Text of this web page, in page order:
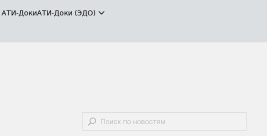
АТИ-ДокиАТИ-Доки (ЭДО)